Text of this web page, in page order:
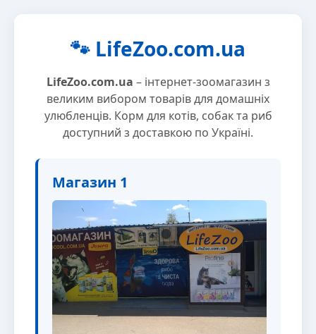
🐾 LifeZoo.com.ua
LifeZoo.com.ua – інтернет-зоомагазин з
великим вибором товарів для домашніх
улюбленців. Корм для котів, собак та риб
доступний з доставкою по Україні.
Магазин 1